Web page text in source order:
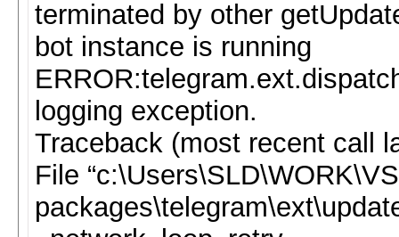
terminated by other
bot instance is running
logging exception.
Traceback (most recent call
File